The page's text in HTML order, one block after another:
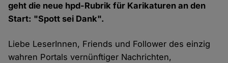
geht die neue hpd-Rubrik für Karikaturen an den
Start: "Spott sei Dank".
Liebe LeserInnen, Friends und Follower des einzig
wahren Portals vernünftiger Nachrichten,